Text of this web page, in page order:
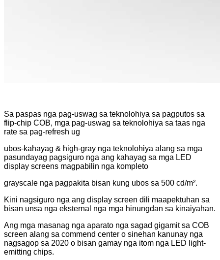
Sa paspas nga pag-uswag sa teknolohiya sa pagputos sa
flip-chip COB, mga pag-uswag sa teknolohiya sa taas nga
rate sa pag-refresh ug
ubos-kahayag & high-gray nga teknolohiya alang sa mga
pasundayag pagsiguro nga ang kahayag sa mga LED
display screens magpabilin nga kompleto
grayscale nga pagpakita bisan kung ubos sa 500 cd/m².
Kini nagsiguro nga ang display screen dili maapektuhan sa
bisan unsa nga eksternal nga mga hinungdan sa kinaiyahan.
Ang mga masanag nga aparato nga sagad gigamit sa COB
screen alang sa commend center o sinehan kanunay nga
nagsagop sa 2020 o bisan gamay nga itom nga LED light-
emitting chips.